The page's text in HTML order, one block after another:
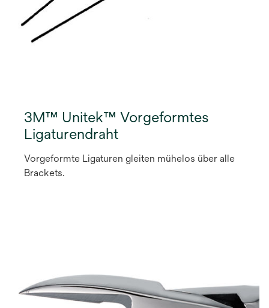
3M™ Unitek™ Vorgeformtes
Ligaturendraht
Vorgeformte Ligaturen gleiten mühelos über alle
Brackets.